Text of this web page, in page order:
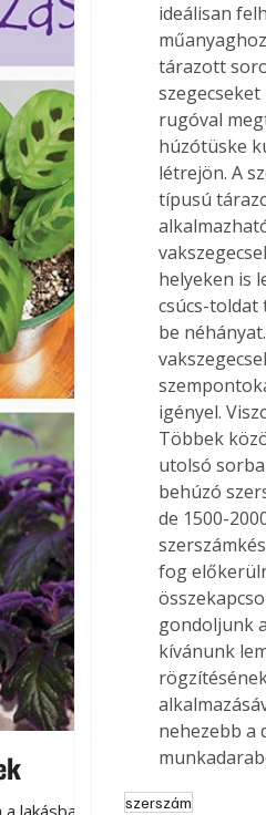
Virágoskert:
teraszon,
ideálisan
tárazott
rugóval
húzótüske
létrejön. A
típusú
helyeken is
csúcs-toldat
be
igényel.
Többek
utolsó
behúzó
de 1500-
fog
gondoljunk
kívánunk
nehezebb a
szerszám